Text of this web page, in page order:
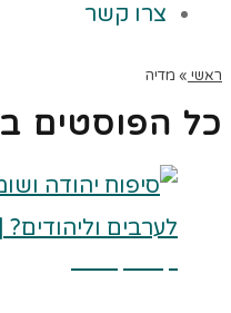
צרו קשר
ראשי » מדיה
כל הפוסטים ב